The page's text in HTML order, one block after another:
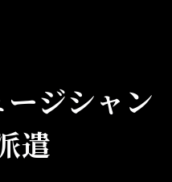
ジシャン
遣